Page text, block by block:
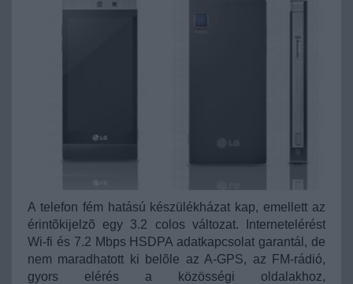
A telefon fém hatású készülékházat kap, emellett az
érintõkijelzõ egy 3.2 colos változat. Internetelérést
Wi-fi és 7.2 Mbps HSDPA adatkapcsolat garantál, de
nem maradhatott ki belõle az A-GPS, az FM-rádió,
gyors elérés a közösségi oldalakhoz,